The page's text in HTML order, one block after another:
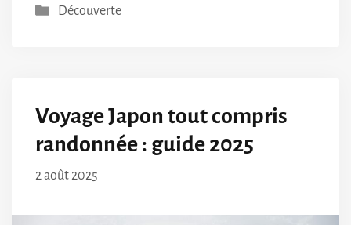
Catégories
Découverte
Voyage Japon tout compris
randonnée : guide 2025
2 août 2025